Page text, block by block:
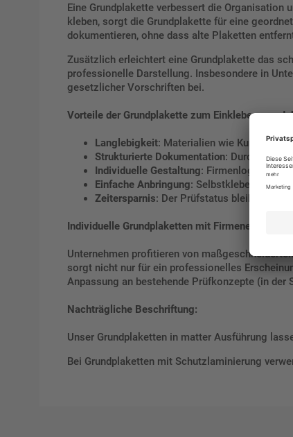
Eine Grundplakette verbessert die
kleben, sorgt die Grundplakette für eine
dokumentieren, ohne dass alte Plaketten
Zusätzlich erleichtert eine Grundplakette das
professionelle Darstellung. Insbesondere in
gesetzlicher Vorschriften bei.
Vorteile der Grundplakette zum Einkleben von
Langlebigkeit: Materialien wie Kunststoff-
Strukturierte Dokumentation: Durch
Individuelle Gestaltung: Firmenlogos,
Einfache Anbringung: Selbstklebende
Zeitersparnis: Der Prüfstatus bleibt sofort
Individuelle Grundplaketten mit Firmeneindruck
Unternehmen profitieren von
sorgt nicht nur für ein professionelles
Anpassung an bestehende Prüfkonzepte (in der
Nachträgliche Beschriftung:
Unser Grundplaketten in matter Ausführung
Bei Grundplaketten mit Schutzlaminierung